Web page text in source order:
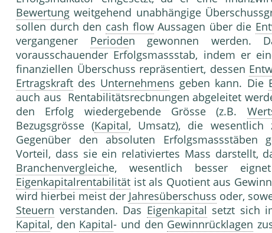
Bewertung weitgehend unabhängige
sollen durch den cash flowAussagen über die
vergangener Perioden gewonnen werden.
vorausschauender Erfolgsmassstab, indem er
finanziellen Überschuss repräsentiert, dessen
Ertragskraft des Unternehmens geben kann. Die
auch aus Rentabilitätsrecbnungen abgeleitet
den Erfolg wiedergebende Grösse (z.B.
Bezugsgrösse (Kapital, Umsatz), die wesentlich
Gegenüber den absoluten Erfolgsmassstäben
Vorteil, dass sie ein relativiertes Mass darstellt,
Branchenvergleiche, wesentlich besser
Eigenkapitalrentabilität ist als Quotient aus
wird hierbei meist der Jahresüberschuss oder,
Steuern verstanden. Das Eigenkapital setzt sich
Kapital, den Kapital- und den Gewinnrücklagen